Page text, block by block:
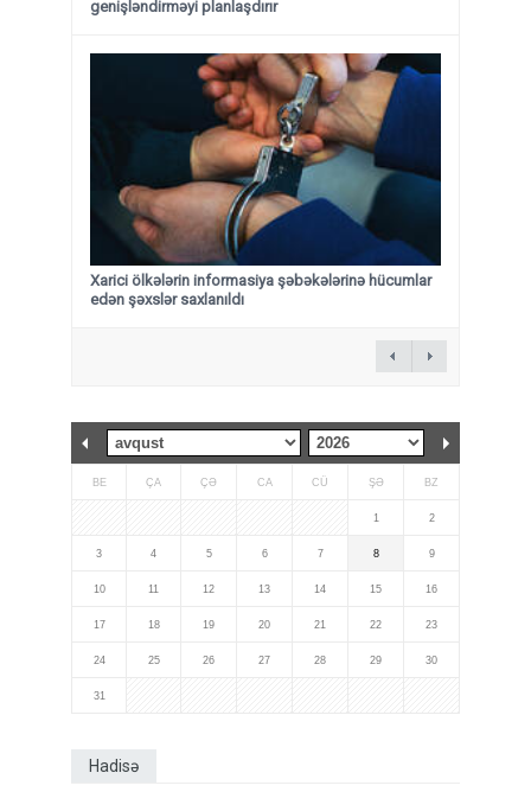
genişləndirməyi planlaşdırır
Xarici ölkələrin informasiya şəbəkələrinə hücumlar
edən şəxslər saxlanıldı
BE ÇA ÇƏ CA CÜ ŞƏ BZ
1 2
3 4 5 6 7 8 9
10 11 12 13 14 15 16
17 18 19 20 21 22 23
24 25 26 27 28 29 30
31
Hadisə